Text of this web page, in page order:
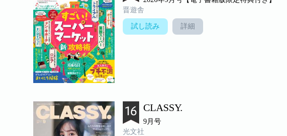
晋遊舎
試し読み 詳細
CLASSY.
9月号
光文社